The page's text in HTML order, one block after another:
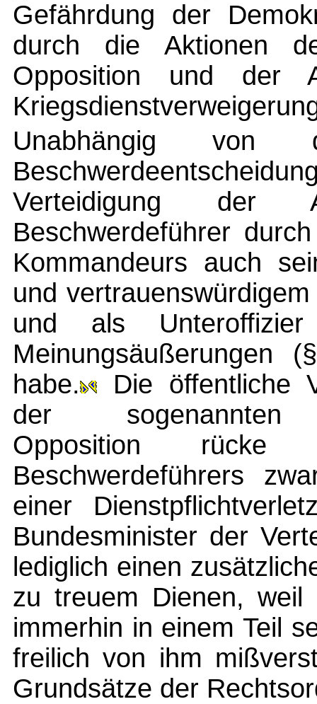
Gefährdung der
durch die Aktionen
Opposition und der
Unabhängig von
Verteidigung der
Beschwerdeführer
Kommandeurs auch
und
und als
habe.
Die öffentliche
der sogenannten
Opposition
Beschwerdeführers
einer
Bundesminister der
lediglich einen
zu treuem Dienen, weil
immerhin in einem Teil
freilich von ihm
Grundsätze der